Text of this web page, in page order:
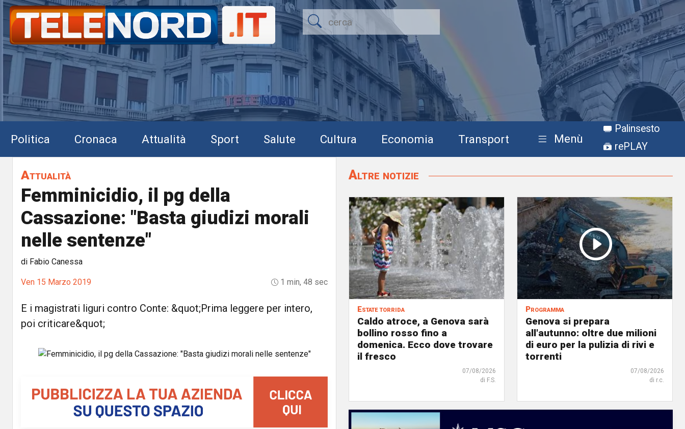
Politica Cronaca Attualità Sport Salute Cultura Economia Transport Menù
Palinsesto
rePLAY
Attualità
Femminicidio, il pg della
Cassazione: "Basta giudizi morali
nelle sentenze"
di Fabio Canessa
Ven 15 Marzo 2019 1 min, 48 sec
E i magistrati liguri contro Conte: &quot;Prima leggere per intero,
poi criticare&quot;
Altre notizie
Estate torrida
Caldo atroce, a Genova sarà
bollino rosso fino a
domenica. Ecco dove trovare
il fresco
07/08/2026
di F.S.
Programma
Genova si prepara
all'autunno: oltre due milioni
di euro per la pulizia di rivi e
torrenti
07/08/2026
di r.c.